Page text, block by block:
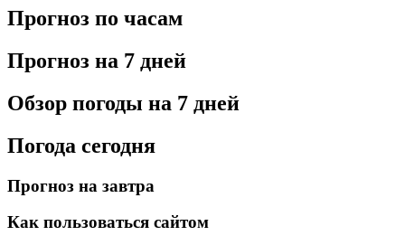
Прогноз по часам
Прогноз на 7 дней
Обзор погоды на 7 дней
Погода сегодня
Прогноз на завтра
Как пользоваться сайтом